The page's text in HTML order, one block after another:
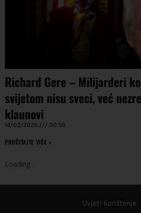
Richard Gere – Milijarderi
svijetom nisu sveci, već
klaunovi
14/02/2025 00:50
PROČITAJTE VIŠE »
Loading
Uvjeti korištenja